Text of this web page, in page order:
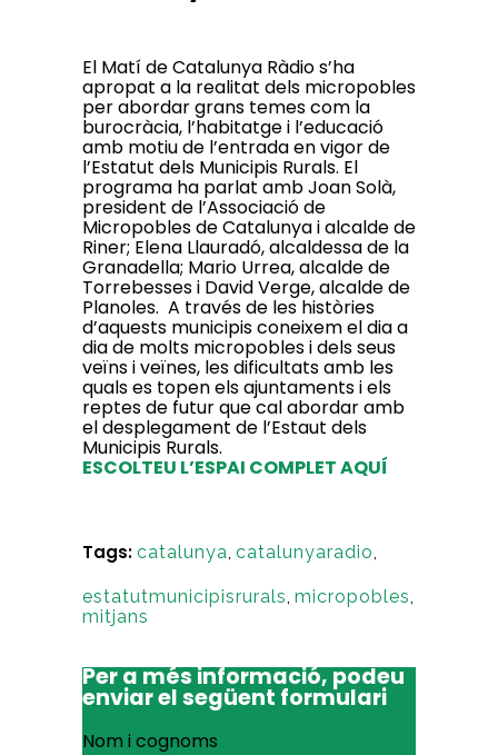
El Matí de Catalunya Ràdio s’ha
apropat a la realitat dels micropobles
per abordar grans temes com la
burocràcia, l’habitatge i l’educació
amb motiu de l’entrada en vigor de
l’Estatut dels Municipis Rurals. El
programa ha parlat amb Joan Solà,
president de l’Associació de
Micropobles de Catalunya i alcalde de
Riner; Elena Llauradó, alcaldessa de la
Granadella; Mario Urrea, alcalde de
Torrebesses i David Verge, alcalde de
Planoles. A través de les històries
d’aquests municipis coneixem el dia a
dia de molts micropobles i dels seus
veïns i veïnes, les dificultats amb les
quals es topen els ajuntaments i els
reptes de futur que cal abordar amb
el desplegament de l’Estaut dels
Municipis Rurals.
ESCOLTEU L’ESPAI COMPLET AQUÍ
Tags: catalunya, catalunyaradio,
estatutmunicipisrurals, micropobles,
mitjans
Per a més informació, podeu
enviar el següent formulari
Nom i cognoms